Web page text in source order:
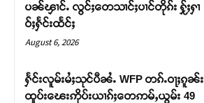
ပၼ်ၾၢင်ႉ လွင်ႈတေသၢင်ႈပၢင်တိုၵ်း ႁႂ်ႈႁၢ
ဝ်ႈႁႅင်းထႅင်ႈ
August 6, 2026
ႁႅင်းလူမ်းမႆႈသုင်ပီၼႆႉ WFP တၵ်ႉဝႃႈၵူၼ်း
ထူပ်းၽေးဢိုပ်းယၢၵ်ႈတေဢမ်ႇယွမ်း 49